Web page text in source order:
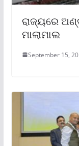
ରାଜ୍ୟରେ
ମାଲାମାଲ
September 15,